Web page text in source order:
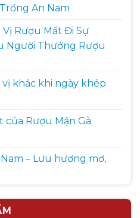
An Nam
Vị Rượu Mất Đi Sự
Người Thưởng Rượu
vị khác khi ngày khép
Rượu Mận Gà
– Lưu hương mơ,